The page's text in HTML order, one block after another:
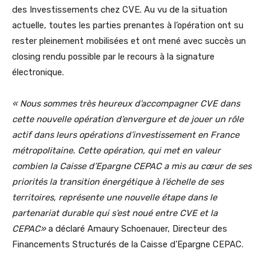
des Investissements chez CVE. Au vu de la situation
actuelle, toutes les parties prenantes à l’opération ont su
rester pleinement mobilisées et ont mené avec succès un
closing rendu possible par le recours à la signature
électronique.
« Nous sommes très heureux d’accompagner CVE dans
cette nouvelle opération d’envergure et de jouer un rôle
actif dans leurs opérations d’investissement en France
métropolitaine. Cette opération, qui met en valeur
combien la Caisse d’Epargne CEPAC a mis au cœur de ses
priorités la transition énergétique à l’échelle de ses
territoires, représente une nouvelle étape dans le
partenariat durable qui s’est noué entre CVE et la
CEPAC»a déclaré Amaury Schoenauer, Directeur des
Financements Structurés de la Caisse d’Epargne CEPAC.